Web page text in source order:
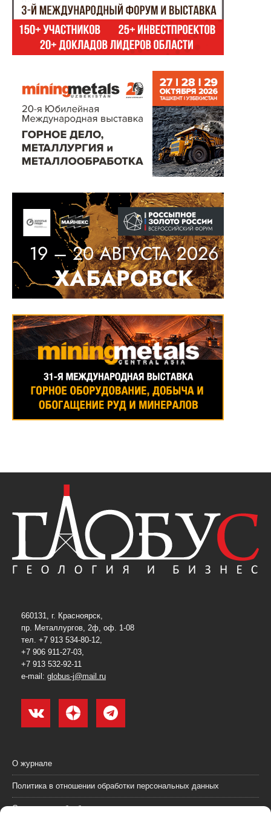
660131, г. Красноярск,
пр. Металлургов, 2ф, оф. 1-08
тел. +7 913 534-80-12,
+7 906 911-27-03,
+7 913 532-92-11
e-mail: globus-j@mail.ru
О журнале
Политика в отношении обработки персональных данных
Согласие на обработку персональных данных